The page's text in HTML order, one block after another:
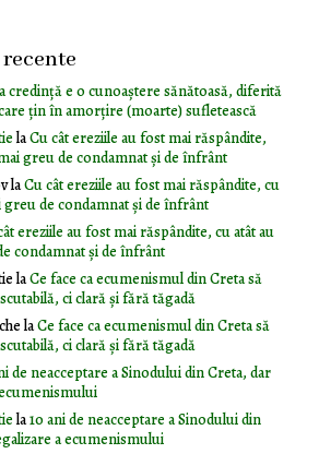
credință e o cunoaștere sănătoasă, diferită
țin în amorțire (moarte) sufletească
laCu cât ereziile au fost mai răspândite,
greu de condamnat și de înfrânt
laCu cât ereziile au fost mai răspândite, cu
greu de condamnat și de înfrânt
ereziile au fost mai răspândite, cu atât au
condamnat și de înfrânt
laCe face ca ecumenismul din Creta să
ci clară și fără tăgadă
laCe face ca ecumenismul din Creta să
ci clară și fără tăgadă
de neacceptare a Sinodului din Creta, dar
la10 ani de neacceptare a Sinodului din
a ecumenismului